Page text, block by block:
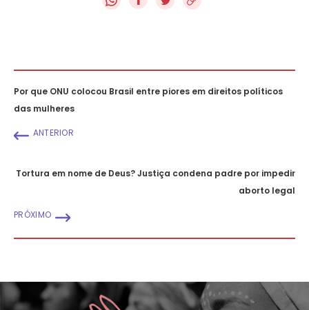
Por que ONU colocou Brasil entre piores em direitos políticos
das mulheres
ANTERIOR
Tortura em nome de Deus? Justiça condena padre por impedir
aborto legal
PRÓXIMO